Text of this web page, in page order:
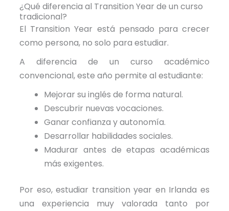
¿Qué diferencia al Transition Year de un curso
tradicional?
El Transition Year está pensado para crecer
como persona, no solo para estudiar.
A diferencia de un curso académico
convencional, este año permite al estudiante:
Mejorar su inglés de forma natural.
Descubrir nuevas vocaciones.
Ganar confianza y autonomía.
Desarrollar habilidades sociales.
Madurar antes de etapas académicas
más exigentes.
Por eso, estudiar transition year en Irlanda es
una experiencia muy valorada tanto por